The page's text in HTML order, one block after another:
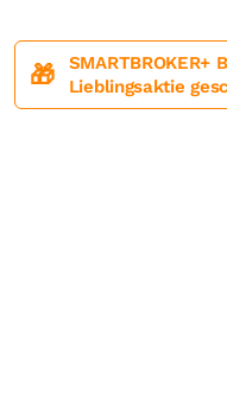
🎁
SMARTBROKER+
Lieblingsaktie